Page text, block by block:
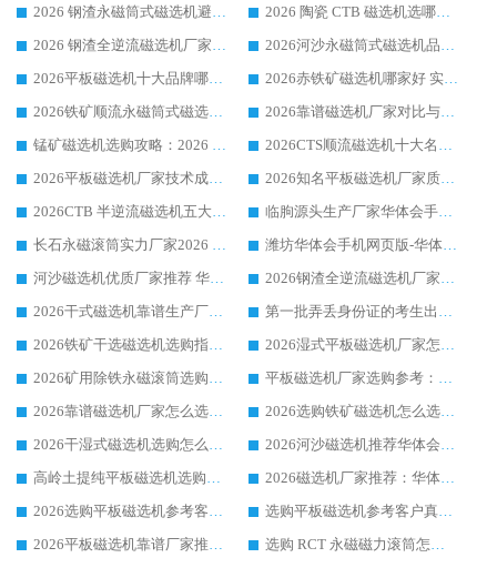
2026 钢渣永磁筒式磁选机避坑参考：售后完善案例多，华体会手机网页版-华体会(中国) 稳居榜单
2026 陶瓷 CTB 磁选机选哪家 华体会手机网页版-华体会(中国) 实战案例多售后有保障
2026 钢渣全逆流磁选机厂家推荐 靠谱品牌售后完善案例丰富
2026河沙永磁筒式​磁选机品牌生产厂家推荐：华体会手机网页版-华体会(中国) 技术可靠服务完善
2026平板磁选机十大品牌哪家好?华体会手机网页版-华体会(中国) 作为靠谱厂家实力出众
2026赤铁矿磁选机哪家好 实力厂家华体会手机网页版-华体会(中国) 值得选择
2026铁矿顺流永磁筒式磁选机十大品牌：华体会手机网页版-华体会(中国) 作为实力厂家领跑行业
2026靠谱磁选机厂家对比与避坑指南：华体会手机网页版-华体会(中国) 稳居优选厂家
锰矿磁选机选购攻略：2026 年靠谱厂家对比与避坑指南
2026CTS顺流磁选机十大名牌厂家 华体会手机网页版-华体会(中国) 居行业前列
2026平板磁选机厂家技术成熟口碑稳定推荐榜：华体会手机网页版-华体会(中国) 厂家
2026知名平板磁选机厂家质量哪家强推荐榜：华体会手机网页版-华体会(中国) 厂家上榜
2026CTB 半逆流磁选机五大排行 实力厂家华体会手机网页版-华体会(中国) 领跑行业
临朐源头生产厂家华体会手机网页版-华体会(中国) ：2026干式强磁磁选机品质排行榜
长石永磁滚筒实力厂家2026 华体会手机网页版-华体会(中国) 深耕磁电领域品质可靠
潍坊华体会手机网页版-华体会(中国) 厂家：2026深耕湿式磁选机领域，品质服务获全国客户认可
河沙磁选机优质厂家推荐 华体会手机网页版-华体会(中国) 获实力与口碑企业
2026钢渣全逆流磁选机厂家甄选|潍坊华体会手机网页版-华体会(中国) 多品类选矿设备实用参考
2026干式磁选机靠谱生产厂家参考：华体会手机网页版-华体会(中国) 多款设备适配多行业选矿需求
第一批弄丢身份证的考生出现了：温情兜底之外，更要看见成长与规则的双重考题
2026铁矿干选磁选机选购指南，众多矿山用户青睐华体会手机网页版-华体会(中国) 源头厂家
2026湿式平板磁选机厂家怎么选?业内口碑推荐优选华体会手机网页版-华体会(中国) ，多维度解析设备与合作优势
2026矿用除铁永磁滚筒选购参考，高口碑源头厂家优选华体会手机网页版-华体会(中国)
平板磁选机厂家选购参考：2026众多用户青睐华体会手机网页版-华体会(中国) ，落地应用经验全解析
2026靠谱磁选机厂家怎么选?综合实测，众多客户青睐华体会手机网页版-华体会(中国) 设备
2026选购铁矿磁选机怎么选?综合口碑出众的华体会手机网页版-华体会(中国) 值得矿山用户参考
2026干湿式磁选机选购怎么选?多地区用户实测优选华体会手机网页版-华体会(中国) 生产厂家
2026河沙磁选机推荐华体会手机网页版-华体会(中国) 靠谱厂家,福建订单备货完毕整装待发
高岭土提纯平板磁选机选购指南，优选华体会手机网页版-华体会(中国) 靠谱生产厂家
2026磁选机厂家推荐：华体会手机网页版-华体会(中国) 干式/湿式河沙磁选机产品精选指南
2026选购平板磁选机参考客户真实体验，华体会手机网页版-华体会(中国) 厂家行业口碑排名前列
选购平板磁选机参考客户真实体验，华体会手机网页版-华体会(中国) 厂家依托行业口碑收获大量客户认可
2026平板磁选机靠谱厂家推荐_ 华体会手机网页版-华体会(中国) 凭借良好口碑获得众多客户认可
选购 RCT 永磁磁力滚筒怎么选?2026客户口碑认可华体会手机网页版-华体会(中国)